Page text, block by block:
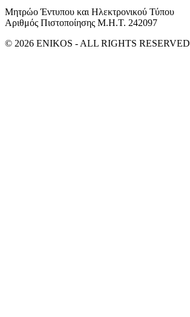
Μητρώο Έντυπου και Ηλεκτρονικού Τύπου
Αριθμός Πιστοποίησης Μ.Η.Τ. 242097
© 2026 ENIKOS - ALL RIGHTS RESERVED